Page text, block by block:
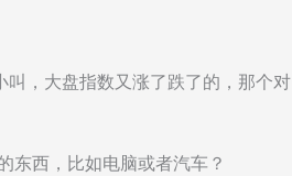
，大盘指数又涨了跌了的，那个对
东西，比如电脑或者汽车？